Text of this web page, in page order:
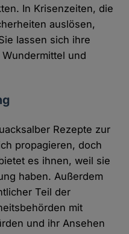
In Krisenzeiten, die
auslösen,
lassen sich ihre
und
Rezepte zur
propagieren, doch
es ihnen, weil sie
haben. Außerdem
Teil der
mit
und ihr Ansehen